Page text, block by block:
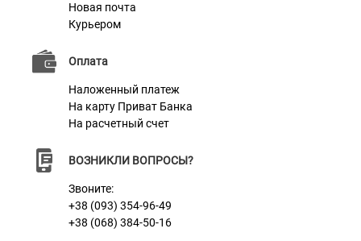
Новая почта
Курьером
Оплата
Наложенный платеж
На карту Приват Банка
На расчетный счет
ВОЗНИКЛИ ВОПРОСЫ?
Звоните:
+38 (093) 354-96-49
+38 (068) 384-50-16
воспользуйтесь таблицей.
Характеристики
Материал Натуральная Кожа
Цвет Бирюзовый
Фурнитура